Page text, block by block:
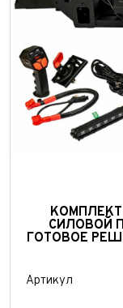
КОМПЛЕКТ
СИЛОВОЙ
ГОТОВОЕ
Артикул
ФИО*
Телефон*
ФИО*